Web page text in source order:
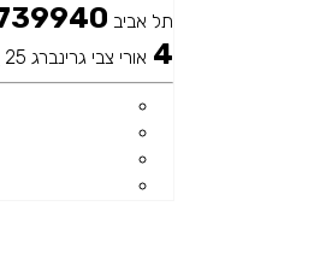
תל אביב
4 אורי צבי גרינברג 25